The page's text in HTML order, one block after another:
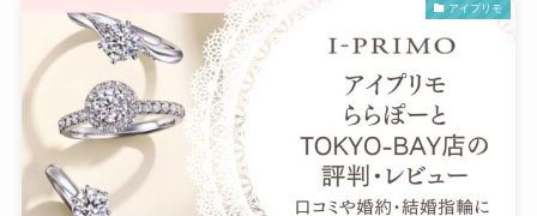
アイプリモ